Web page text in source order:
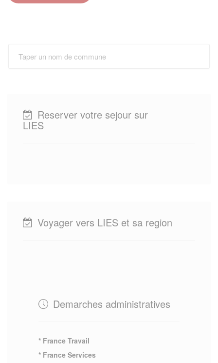
Reserver votre sejour sur
LIES
Voyager vers LIES et sa region
Demarches administratives
* France Travail
* France Services